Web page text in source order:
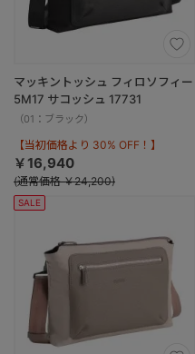
マッキントッシュ フィロソフィー
5M17 サコッシュ 17731
（01：ブラック）
【当初価格より 30% OFF！】
￥16,940
(通常価格 ￥24,200)
SALE